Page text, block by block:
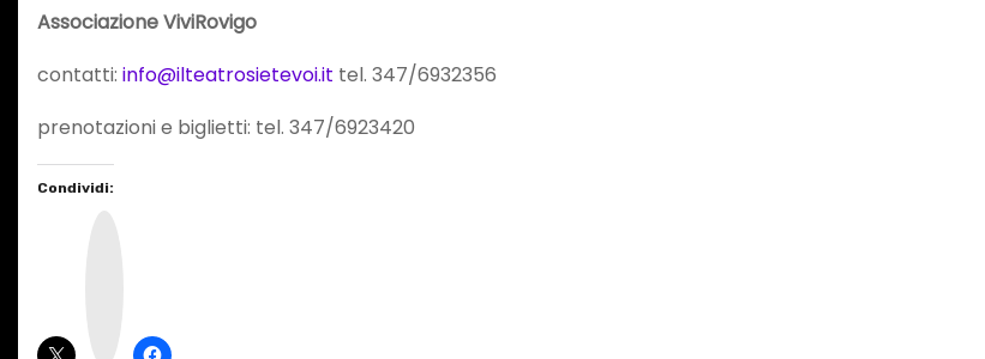
Associazione ViviRovigo
contatti: info@ilteatrosietevoi.it tel. 347/6932356
prenotazioni e biglietti: tel. 347/6923420
Condividi: